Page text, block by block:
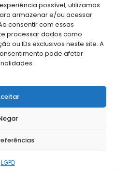
possível, utilizamos
armazenar e/ou acessar
consentir com essas
processar dados como
ou IDs exclusivos neste site. A
pode afetar
LGPD
da AMB para o seu evento